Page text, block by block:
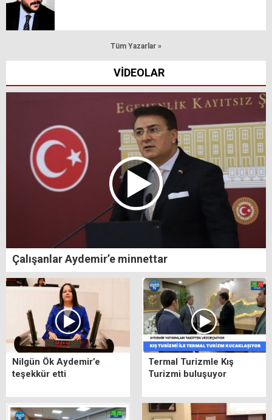
Tüm Yazarlar »
VİDEOLAR
Çalışanlar Aydemir’e minnettar
Nilgün Ök Aydemir’e
teşekkür etti
Termal Turizmle Kış
Turizmi buluşuyor